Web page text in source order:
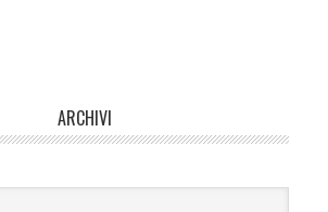
ARCHIVI